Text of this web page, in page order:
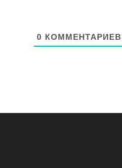
0 КОММЕНТАРИЕВ